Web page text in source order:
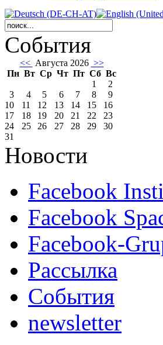
События
<< Августа 2026 >>
Пн Вт Ср Чт Пт Сб Вс
1
2
3
4 5 6 7 8
9
10
11 12 13 14 15
16
17
18 19 20 21 22
23
24
25 26 27 28 29
30
31
Новости
Facebook
Facebook
Facebook-
Рассылка
События
newsletter